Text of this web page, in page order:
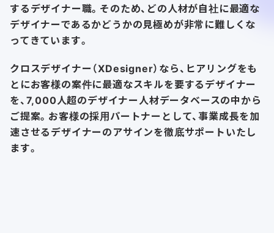
するデザイナー職。 そのため、どの人材が自社に最適な
デザイナーであるかどうかの見極めが非常に難しくな
ってきています。
クロスデザイナー（XDesigner）なら、ヒアリングをも
とにお客様の案件に最適なスキルを要するデザイナー
を、7,000人超のデザイナー人材データベースの中から
ご提案。お客様の採用パートナーとして、事業成長を加
速させるデザイナーのアサインを徹底サポートいたし
ます。